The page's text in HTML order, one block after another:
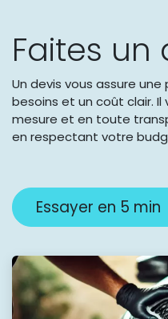
Faites un
Un devis vous assure
besoins et un coût clair.
mesure et en toute
en respectant votre
Essayer en 5 min